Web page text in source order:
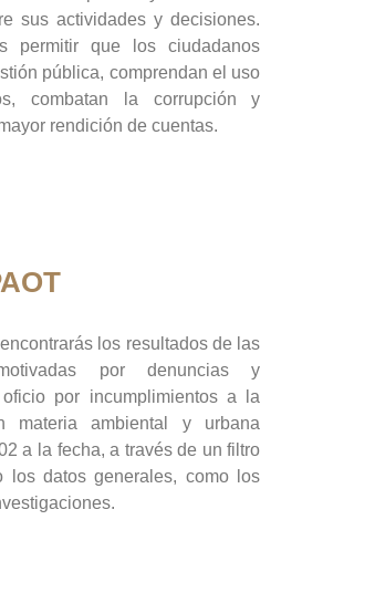
sus actividades y decisiones.
permitir que los ciudadanos
pública, comprendan el uso
combatan la corrupción y
rendición de cuentas.
los resultados de las
por denuncias y
por incumplimientos a la
materia ambiental y urbana
a la fecha, a través de un filtro
los datos generales, como los